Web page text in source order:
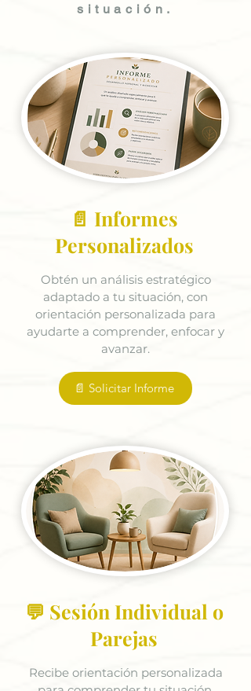
situación.
📄 Informes
Personalizados
Obtén un análisis estratégico
adaptado a tu situación, con
orientación personalizada para
ayudarte a comprender, enfocar y
avanzar.
📄 Solicitar Informe
💬 Sesión Individual o
Parejas
Recibe orientación personalizada